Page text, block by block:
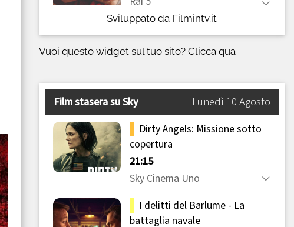
Sviluppato da Filmintv.it
Vuoi questo widget sul tuo sito? Clicca qua